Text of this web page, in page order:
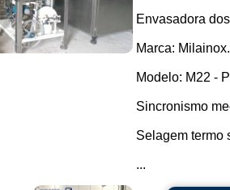
Envasadora
Marca: Milainox.
Modelo: M22 -
Sincronismo
Selagem termo
...